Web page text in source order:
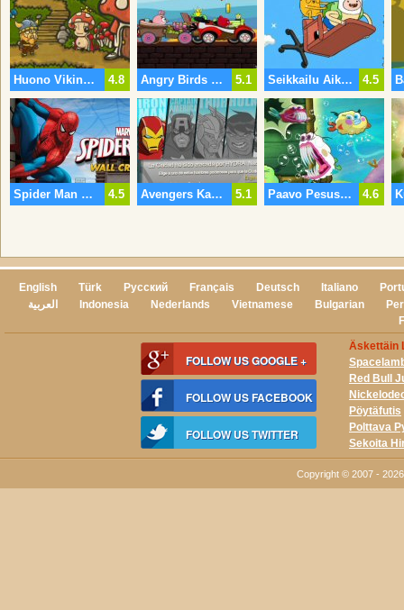
4.8
Huono Viking Kirous Mushroom King 5.1
Angry Birds Super Race 4.5
Seikkailu Aika Finn Ylös
4.5
Spider Man Wall Crawler 5.1
Avengers Kaupungin Uhattuna 4.6
Paavo Pesusieni Garys Kosto
English Türk Русский Français Deutsch Italiano
العربية
Indonesia Nederlands Vietnamese Bulgarian
FOLLOW US GOOGLE +
FOLLOW US FACEBOOK
FOLLOW US TWITTER
Äskettäin
Red Bull
Pöytäfutis
Polttava
Sekoita
Copyright © 2007 -